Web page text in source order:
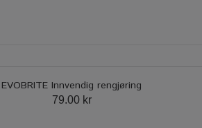
EVOBRITE Innvendig rengjøring
79.00 kr